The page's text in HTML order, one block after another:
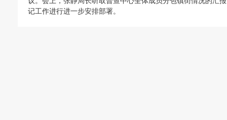
记工作进行进一步安排部署。